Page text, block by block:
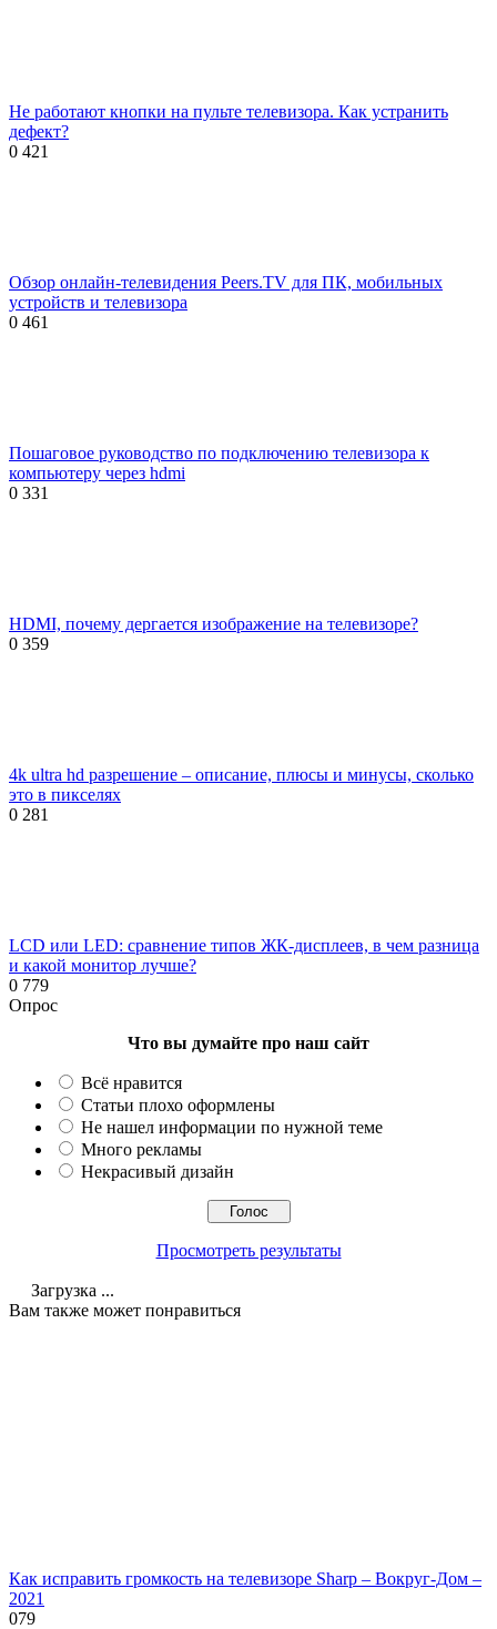
Не работают кнопки на пульте телевизора. Как устранить
дефект?
0 421
Обзор онлайн-телевидения Peers.TV для ПК, мобильных
устройств и телевизора
0 461
Пошаговое руководство по подключению телевизора к
компьютеру через hdmi
0 331
HDMI, почему дергается изображение на телевизоре?
0 359
4k ultra hd разрешение – описание, плюсы и минусы, сколько
это в пикселях
0 281
LCD или LED: сравнение типов ЖК-дисплеев, в чем разница
и какой монитор лучше?
0 779
Опрос
Что вы думайте про наш сайт
Всё нравится
Статьи плохо оформлены
Не нашел информации по нужной теме
Много рекламы
Некрасивый дизайн
Просмотреть результаты
Загрузка ...
Вам также может понравиться
Как исправить громкость на телевизоре Sharp – Вокруг-Дом –
2021
079